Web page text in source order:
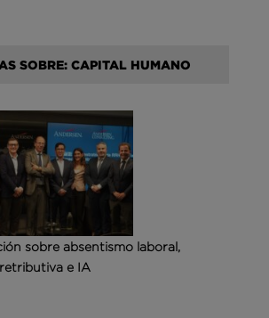
SOBRE: CAPITAL HUMANO
sobre absentismo laboral,
e IA